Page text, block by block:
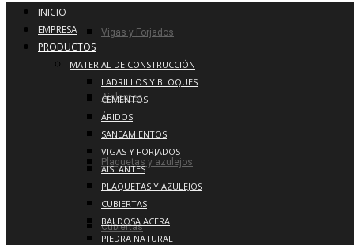
Vigas y Forjados
Aislantes
Plaquetas y azulejos
Cubiertas
INICIO
EMPRESA
PRODUCTOS
MATERIAL DE CONSTRUCCIÓN
LADRILLOS Y BLOQUES
CEMENTOS
ÁRIDOS
SANEAMIENTOS
VIGAS Y FORJADOS
AISLANTES
PLAQUETAS Y AZULEJOS
CUBIERTAS
BALDOSA ACERA
PIEDRA NATURAL